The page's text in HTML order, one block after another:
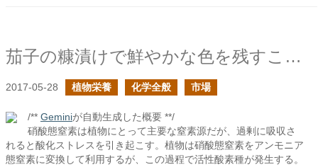
茄子の糠漬けで鮮やかな色を残すことを考える
2017-05-28 植物栄養 化学全般 市場
/** Geminiが自動生成した概要 **/
硝酸態窒素は植物にとって主要な窒素源だが、過剰に吸収さ
れると酸化ストレスを引き起こす。植物は硝酸態窒素をアンモニア
態窒素に変換して利用するが、この過程で活性酸素種が発生する。